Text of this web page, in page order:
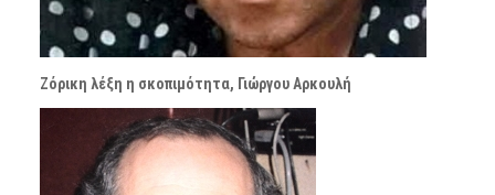
Ζόρικη λέξη η σκοπιμότητα, Γιώργου Αρκουλή